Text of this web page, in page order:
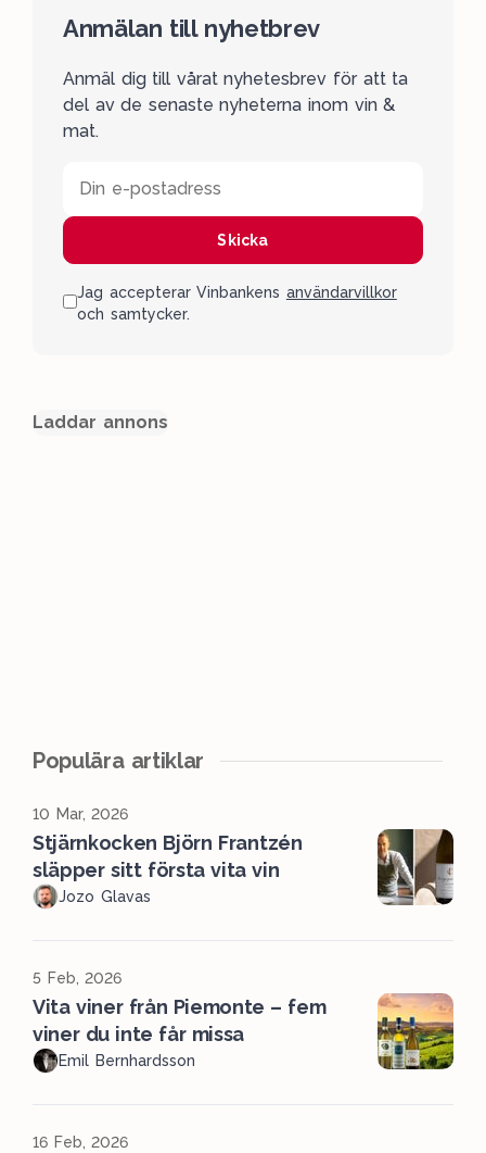
Anmälan till nyhetbrev
Anmäl dig till vårat nyhetesbrev för att ta
del av de senaste nyheterna inom vin &
mat.
Din e-postadress
Skicka
Jag accepterar Vinbankens användarvillkor
och samtycker.
Laddar annons
Populära artiklar
10 Mar, 2026
Stjärnkocken Björn Frantzén
släpper sitt första vita vin
Jozo Glavas
5 Feb, 2026
Vita viner från Piemonte – fem
viner du inte får missa
Emil Bernhardsson
16 Feb, 2026